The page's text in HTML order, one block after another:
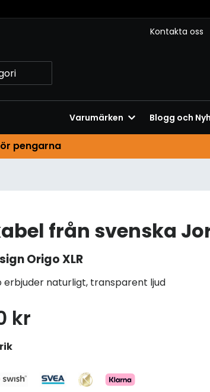
Kontakta oss
Varumärken Blogg och
pengarna
från svenska
Origo XLR
erbjuder naturligt, transparent ljud
kr